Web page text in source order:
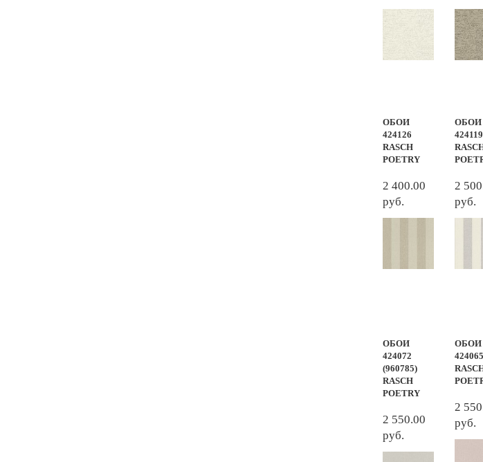
ОБОИ
424126
RASCH
POETRY
2 400.00
руб.
ОБОИ
424119
2
руб.
ОБОИ
424072
(960785)
RASCH
POETRY
2 550.00
руб.
ОБОИ
424065
2
руб.